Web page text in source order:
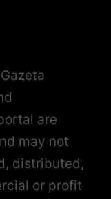
are
may not
distributed,
or profit